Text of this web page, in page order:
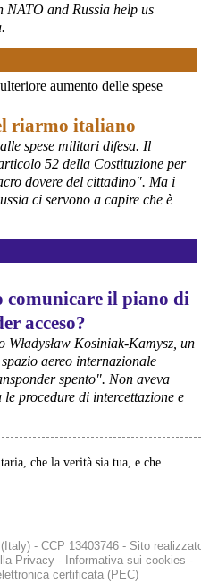
Ilva, poi non saranno più
il ministro Adolfo
le imprese dell’indotto: la
dall’Unione europea
e restituita dal futuro
dal vertice al Mimit più
l’assenza di certezze
la necessità di un ruolo diretto
chiede un piano industriale
di tutela per i lavoratori
di un tavolo “senza decisioni”.
applicherà la sentenza, ma
definiscono una “bomba
e dell’indotto e garantendo la
NATO and Russia help us
aumento delle spese
riarmo italiano
spese militari difesa. Il
52 della Costituzione per
dovere del cittadino". Ma i
ci servono a capire che è
il piano di
acceso?
Kosiniak-Kamysz, un
aereo internazionale
spento". Non aveva
procedure di intercettazione e
che la verità sia tua, e che
- CCP 13403746 - Sito
Privacy- Informativa sui cookies -
certificata (PEC)